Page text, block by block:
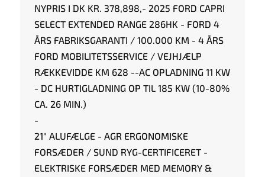
NYPRIS I DK KR. 378,898,- 2025 FORD CAPRI
SELECT EXTENDED RANGE 286HK - FORD 4
ÅRS FABRIKSGARANTI / 100.000 KM - 4 ÅRS
FORD MOBILITETSSERVICE / VEJHJÆLP
RÆKKEVIDDE KM 628 --AC OPLADNING 11 KW
- DC HURTIGLADNING OP TIL 185 KW (10-80%
CA. 26 MIN.)
-
21" ALUFÆLGE - AGR ERGONOMISKE
FORSÆDER / SUND RYG-CERTIFICERET -
ELEKTRISKE FORSÆDER MED MEMORY &